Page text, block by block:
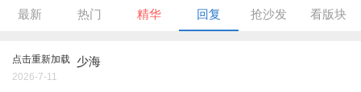
最新 热门 精华 回复 抢沙发 看版块
点击重新加载 少海
2026-7-11